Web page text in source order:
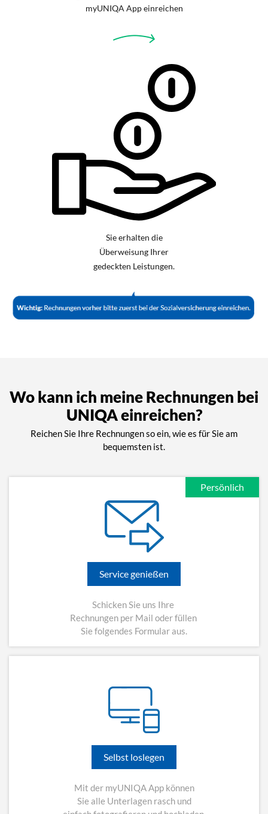
myUNIQA App einreichen
Sie erhalten die
Überweisung Ihrer
gedeckten Leistungen.
Wo kann ich meine Rechnungen bei
UNIQA einreichen?
Reichen Sie Ihre Rechnungen so ein, wie es für Sie am
bequemsten ist.
Persönlich
Service genießen
Schicken Sie uns Ihre
Rechnungen per Mail oder füllen
Sie folgendes Formular aus.
Selbst loslegen
Mit der myUNIQA App können
Sie alle Unterlagen rasch und